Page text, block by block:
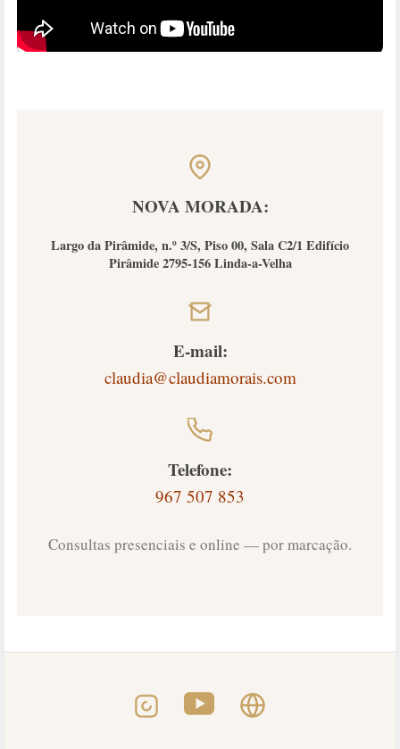
NOVA MORADA:
Largo da Pirâmide, n.º 3/S, Piso 00, Sala C2/1 Edifício
Pirâmide 2795-156 Linda-a-Velha
E-mail:
claudia@claudiamorais.com
Telefone:
967 507 853
Consultas presenciais e online — por marcação.